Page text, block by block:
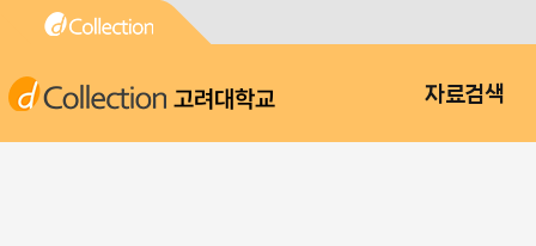
고려대학교 자료검색